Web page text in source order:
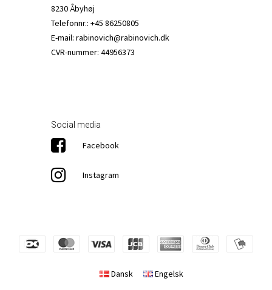
8230 Åbyhøj
Telefonnr.: +45 86250805
E-mail: rabinovich@rabinovich.dk
CVR-nummer: 44956373
Social media
Facebook
Instagram
Dansk Engelsk